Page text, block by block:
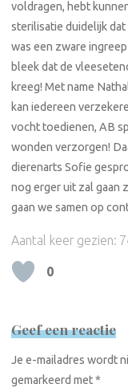
voldragen, hebt
sterilisatie duidelijk dat
was een zware
bleek dat de
kreeg! Met name
kan iedereen
vocht toedienen, AB
wonden verzorgen!
dierenarts Sofie
nog erger uit zal gaan
gaan we samen op
Aantal keer gezien:
0
Geef een reactie
Je e-mailadres wordt
gemarkeerd met*